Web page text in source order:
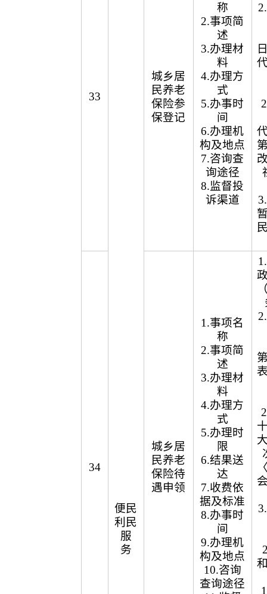
33
便民
利民
服
务
城乡居
民养老
保险参
保登记
称
2.事项简
述
3.办理材
料
4.办理方
式
5.办事时
间
6.办理机
构及地点
7.咨询查
询途径
8.监督投
诉渠道
34
城乡居
民养老
保险待
遇申领
1.事项名
称
2.事项简
述
3.办理材
料
4.办理方
式
5.办理时
限
6.结果送
达
7.收费依
据及标准
8.办事时
间
9.办理机
构及地点
10.咨询
查询途径